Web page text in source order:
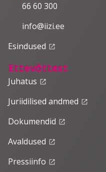
66 60 300
info@iizi.ee
Esindused launch
Ettevõttest
Juhatus launch
Juriidilised andmed launch
Dokumendid launch
Avaldused launch
Pressiinfo launch